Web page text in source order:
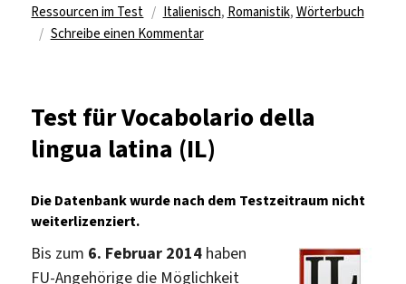
am
Ressourcen im Test
Schlagwörter
Italienisch, Romanistik, Wörterbuch
Schreibe einen Kommentarzu
im
Test
Test für Vocabolario della
lingua latina (IL)
Die Datenbank wurde nach dem Testzeitraum nicht
weiterlizenziert.
Bis zum 6. Februar 2014 haben
FU-Angehörige die Möglichkeit